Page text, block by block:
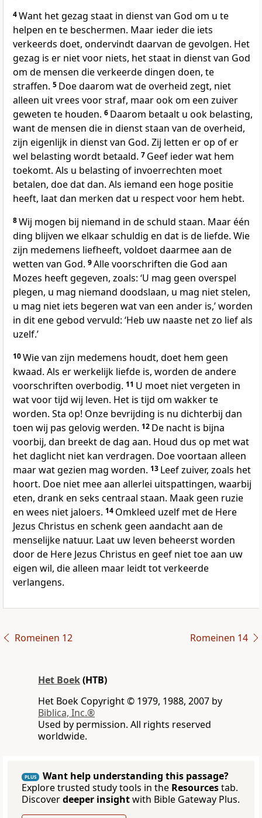
4Want het gezag staat in dienst van God om u te
helpen en te beschermen. Maar ieder die iets
verkeerds doet, ondervindt daarvan de gevolgen. Het
gezag is er niet voor niets, het staat in dienst van God
om de mensen die verkeerde dingen doen, te
straffen. 5 Doe daarom wat de overheid zegt, niet
alleen uit vrees voor straf, maar ook om een zuiver
geweten te houden. 6 Daarom betaalt u ook belasting,
want de mensen die in dienst staan van de overheid,
zijn eigenlijk in dienst van God. Zij letten er op of er
wel belasting wordt betaald. 7 Geef ieder wat hem
toekomt. Als u belasting of invoerrechten moet
betalen, doe dat dan. Als iemand een hoge positie
heeft, laat dan merken dat u respect voor hem hebt.
8Wij mogen bij niemand in de schuld staan. Maar één
ding blijven we elkaar schuldig en dat is de liefde. Wie
zijn medemens liefheeft, voldoet daarmee aan de
wetten van God. 9Alle voorschriften die God aan
Mozes heeft gegeven, zoals: ‘U mag geen overspel
plegen, u mag niemand doodslaan, u mag niet stelen,
u mag niet iets begeren wat van een ander is,’ worden
in dit ene gebod vervuld: ‘Heb uw naaste net zo lief als
uzelf.’
10Wie van zijn medemens houdt, doet hem geen
kwaad. Als er werkelijk liefde is, worden de andere
voorschriften overbodig. 11 U moet niet vergeten in
wat voor tijd wij leven. Het is tijd om wakker te
worden. Sta op! Onze bevrijding is nu dichterbij dan
toen wij pas gelovig werden. 12 De nacht is bijna
voorbij, dan breekt de dag aan. Houd dus op met wat
het daglicht niet kan verdragen. Doe voortaan alleen
maar wat gezien mag worden. 13 Leef zuiver, zoals het
hoort. Doe niet mee aan allerlei uitspattingen, waarbij
eten, drank en seks centraal staan. Maak geen ruzie
en wees niet jaloers. 14 Omkleed uzelf met de Here
Jezus Christus en schenk geen aandacht aan de
menselijke natuur. Laat uw leven beheerst worden
door de Here Jezus Christus en geef niet toe aan uw
eigen wil, die alleen maar leidt tot verkeerde
verlangens.
Romeinen 12 Romeinen 14
Het Boek(HTB)
Het Boek Copyright © 1979, 1988, 2007 by
Biblica, Inc.®
Used by permission. All rights reserved
worldwide.
PLUS
Want help understanding this passage?
Explore trusted study tools in the Resourcestab.
Discoverdeeper insightwith Bible Gateway Plus.